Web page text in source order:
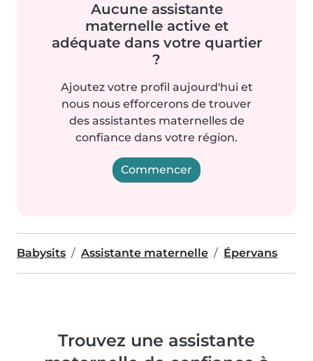
Aucune assistante
maternelle active et
adéquate dans votre quartier
?
Ajoutez votre profil aujourd'hui et
nous nous efforcerons de trouver
des assistantes maternelles de
confiance dans votre région.
Commencer
Babysits Assistante maternelle Épervans
Trouvez une assistante